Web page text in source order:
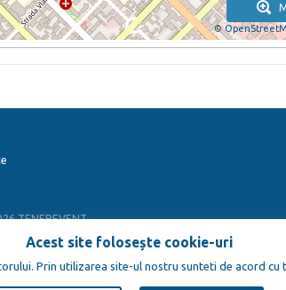
©
TENEREVENT
Acest site folosește cookie-uri
Prin utilizarea site-ul nostru sunteti de acord